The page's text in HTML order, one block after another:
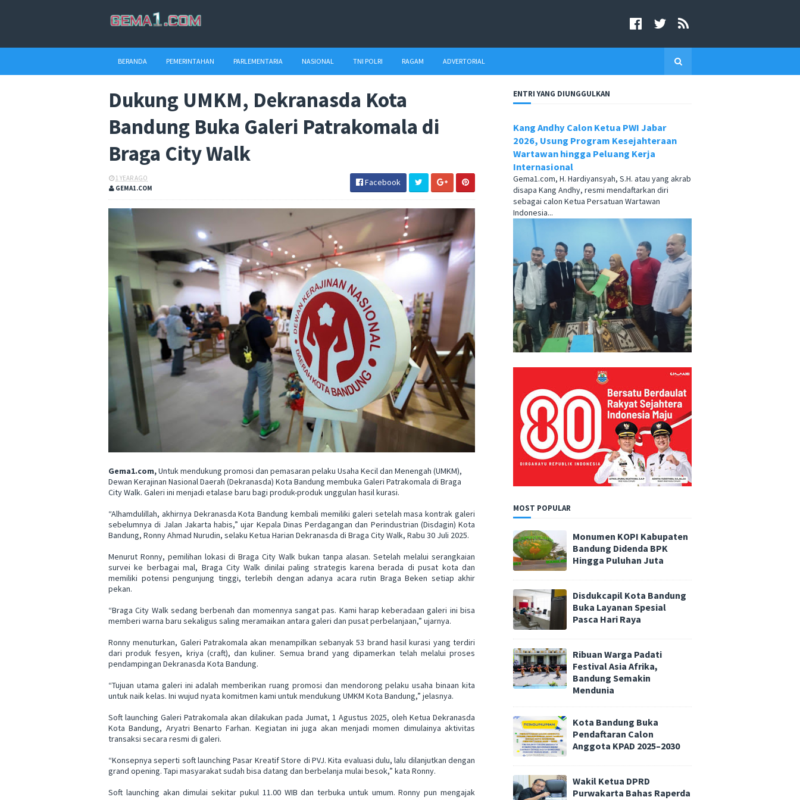
BERANDA PEMERINTAHAN PARLEMENTARIA NASIONAL TNI POLRI RAGAM ADVERTORIAL
Dukung UMKM, Dekranasda Kota
Bandung Buka Galeri Patrakomala di
Braga City Walk
1 YEAR AGO
GEMA1.COM
Facebook
Gema1.com,Untuk mendukung promosi dan pemasaran pelaku Usaha Kecil dan Menengah (UMKM),
Dewan Kerajinan Nasional Daerah (Dekranasda) Kota Bandung membuka Galeri Patrakomala di Braga
City Walk. Galeri ini menjadi etalase baru bagi produk-produk unggulan hasil kurasi.
“Alhamdulillah, akhirnya Dekranasda Kota Bandung kembali memiliki galeri setelah masa kontrak galeri
sebelumnya di Jalan Jakarta habis,” ujar Kepala Dinas Perdagangan dan Perindustrian (Disdagin) Kota
Bandung, Ronny Ahmad Nurudin, selaku Ketua Harian Dekranasda di Braga City Walk, Rabu 30 Juli 2025.
Menurut Ronny, pemilihan lokasi di Braga City Walk bukan tanpa alasan. Setelah melalui serangkaian
survei ke berbagai mal, Braga City Walk dinilai paling strategis karena berada di pusat kota dan
memiliki potensi pengunjung tinggi, terlebih dengan adanya acara rutin Braga Beken setiap akhir
pekan.
“Braga City Walk sedang berbenah dan momennya sangat pas. Kami harap keberadaan galeri ini bisa
memberi warna baru sekaligus saling meramaikan antara galeri dan pusat perbelanjaan,” ujarnya.
Ronny menuturkan, Galeri Patrakomala akan menampilkan sebanyak 53 brand hasil kurasi yang terdiri
dari produk fesyen, kriya (craft), dan kuliner. Semua brand yang dipamerkan telah melalui proses
pendampingan Dekranasda Kota Bandung.
“Tujuan utama galeri ini adalah memberikan ruang promosi dan mendorong pelaku usaha binaan kita
untuk naik kelas. Ini wujud nyata komitmen kami untuk mendukung UMKM Kota Bandung,” jelasnya.
Soft launching Galeri Patrakomala akan dilakukan pada Jumat, 1 Agustus 2025, oleh Ketua Dekranasda
Kota Bandung, Aryatri Benarto Farhan. Kegiatan ini juga akan menjadi momen dimulainya aktivitas
transaksi secara resmi di galeri.
“Konsepnya seperti soft launching Pasar Kreatif Store di PVJ. Kita evaluasi dulu, lalu dilanjutkan dengan
grand opening. Tapi masyarakat sudah bisa datang dan berbelanja mulai besok,” kata Ronny.
Soft launching akan dimulai sekitar pukul 11.00 WIB dan terbuka untuk umum. Ronny pun mengajak
ENTRI YANG DIUNGGULKAN
Kang Andhy Calon Ketua PWI Jabar
2026, Usung Program Kesejahteraan
Wartawan hingga Peluang Kerja
Internasional
Gema1.com, H. Hardiyansyah, S.H. atau yang akrab
disapa Kang Andhy, resmi mendaftarkan diri
sebagai calon Ketua Persatuan Wartawan
Indonesia...
MOST POPULAR
Monumen KOPI Kabupaten
Bandung Didenda BPK
Hingga Puluhan Juta
Disdukcapil Kota Bandung
Buka Layanan Spesial
Pasca Hari Raya
Ribuan Warga Padati
Festival Asia Afrika,
Bandung Semakin
Mendunia
Kota Bandung Buka
Pendaftaran Calon
Anggota KPAD 2025–2030
Wakil Ketua DPRD
Purwakarta Bahas Raperda